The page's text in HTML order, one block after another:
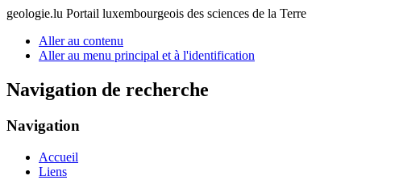
geologie.lu Portail luxembourgeois des sciences de la Terre
Aller au contenu
Aller au menu principal et à l'identification
Navigation de recherche
Navigation
Accueil
Liens